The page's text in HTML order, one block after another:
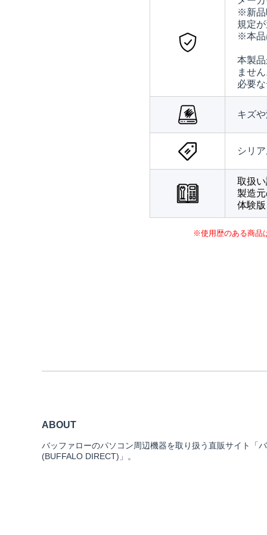
※新品
規定
※本品
本製
ませ
必要
キズ
シリ
取扱
製造
体験
※使用歴のある商品
ABOUT
バッファローのパソコン周辺機器を取り扱う直販サイト「
(BUFFALO DIRECT)」。